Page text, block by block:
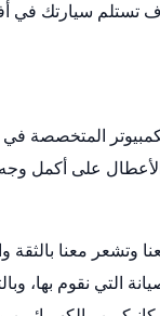
تستلم سيارتك في
المتخصصة
على أكمل
معنا بالثقة
التي نقوم